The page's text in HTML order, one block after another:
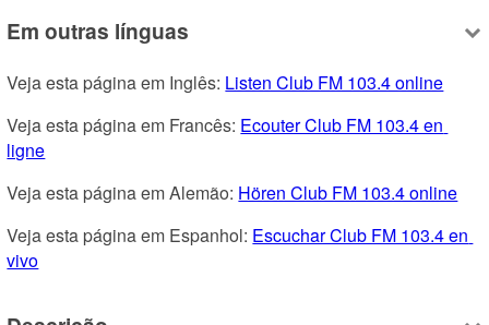
Em outras línguas
Veja esta página em Inglês: Listen Club FM 103.4 online
Veja esta página em Francês: Ecouter Club FM 103.4 en
ligne
Veja esta página em Alemão: Hören Club FM 103.4 online
Veja esta página em Espanhol: Escuchar Club FM 103.4 en
vivo